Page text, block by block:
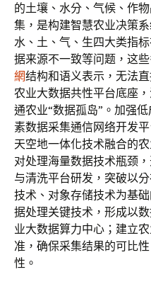
的土壤、水分、气候、作
集，是构建智慧农业决策
水、土、气、生四大类指
据来源不一致等问题，这
網结构和语义表示，无法
农业大数据共性平台底座
通农业“数据孤岛”。加强
素数据采集通信网络开发
天空地一体化技术融合的
对处理海量数据技术瓶颈
与清洗平台研发，突破以
技术、对象存储技术为基
据处理关键技术，形成以
业大数据算力中心；建立
准，确保采集结果的可比
性。